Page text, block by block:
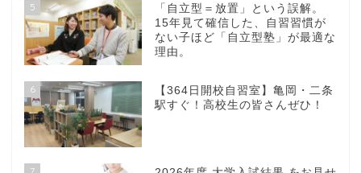
5
「自立型＝放置」という誤解。
15年見て確信した、自習習慣が
ない子ほど「自立型塾」が最適な
理由。
6
【364日開校自習室】亀岡・二条
駅すぐ！高校生の皆さんぜひ！